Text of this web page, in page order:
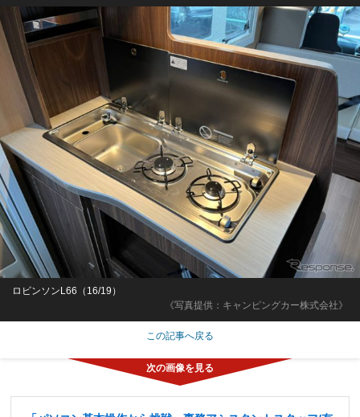
《写真提供：キャンピングカー株式会社》
ロビンソンL66（16/19）
この記事へ戻る